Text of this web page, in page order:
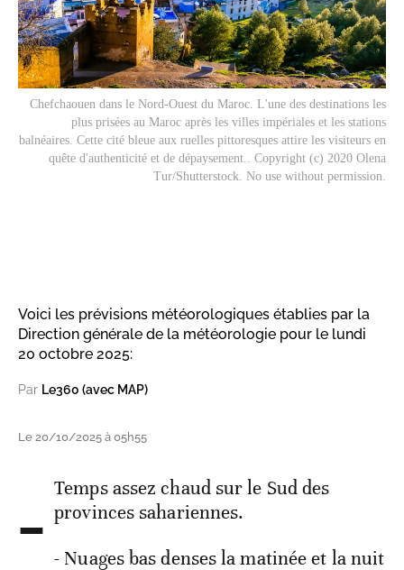
Chefchaouen dans le Nord-Ouest du Maroc. L'une des destinations les
plus prisées au Maroc après les villes impériales et les stations
balnéaires. Cette cité bleue aux ruelles pittoresques attire les visiteurs en
quête d'authenticité et de dépaysement.. Copyright (c) 2020 Olena
Tur/Shutterstock. No use without permission.
Voici les prévisions météorologiques établies par la
Direction générale de la météorologie pour le lundi
20 octobre 2025:
Par Le360 (avec MAP)
Le 20/10/2025 à 05h55
- Temps assez chaud sur le Sud des
provinces sahariennes.
- Nuages bas denses la matinée et la nuit